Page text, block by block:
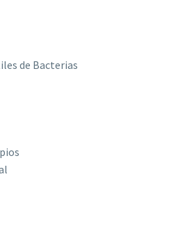
de Bacterias